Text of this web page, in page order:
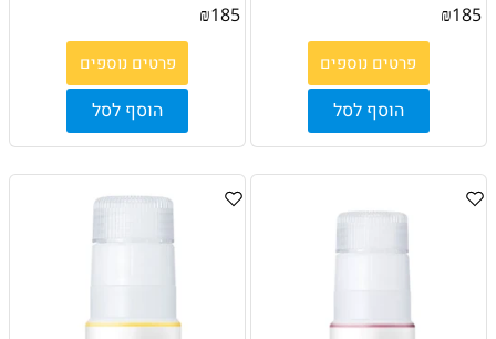
₪185
פרטים נוספים
הוסף לסל
₪185
פרטים נוספים
הוסף לסל